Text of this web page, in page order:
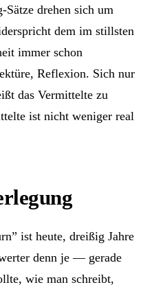
drehen sich um
dem im stillsten
immer schon
Reflexion. Sich nur
das Vermittelte zu
ist nicht weniger real
ist heute, dreißig Jahre
denn je — gerade
wie man schreibt,